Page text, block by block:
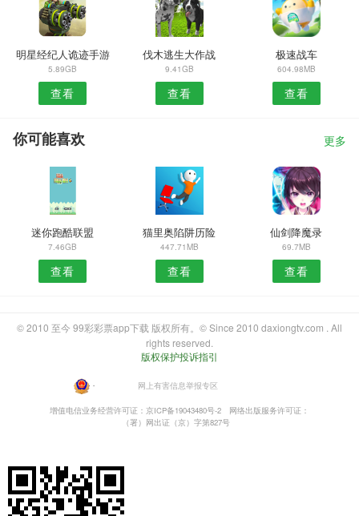
明星经纪人诡迹手游
5.89GB
查看
伐木逃生大作战
9.41GB
查看
极速战车
604.98MB
查看
你可能喜欢 更多
迷你跑酷联盟
7.46GB
查看
猫里奥陷阱历险
447.71MB
查看
仙剑降魔录
69.7MB
查看
© 2010 至今 99彩彩票app下载 版权所有。© Since 2010 daxiongtv.com . All
rights reserved.
版权保护投诉指引
・ 网上有害信息举报专区
增值电信业务经营许可证：京ICP备19043480号-2
网络出版服务许可证：
（署）网出证（京）字第827号